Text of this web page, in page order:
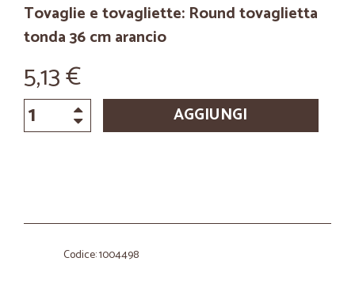
Tovaglie e tovagliette: Round tovaglietta
tonda 36 cm arancio
5,13 €
AGGIUNGI
Codice: 1004498